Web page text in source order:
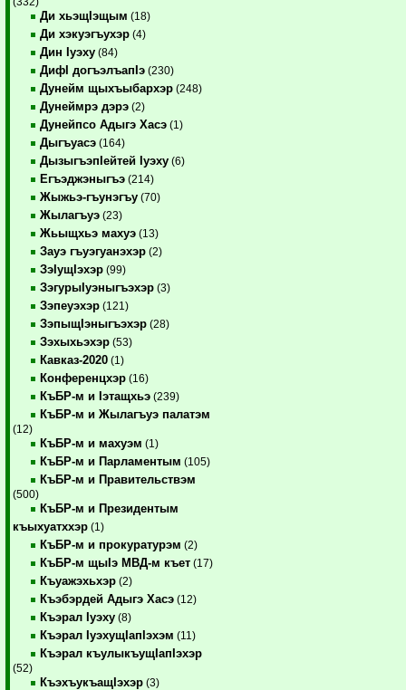
Ди хьэщIэщым (18)
Ди хэкуэгъухэр (4)
Дин Iуэху (84)
ДифI догъэлъапIэ (230)
Дунейм щыхъыбархэр (248)
Дунеймрэ дэрэ (2)
Дунейпсо Адыгэ Хасэ (1)
Дыгъуасэ (164)
ДызыгъэпIейтей Iуэху (6)
Егъэджэныгъэ (214)
Жыжьэ-гъунэгъу (70)
Жылагъуэ (23)
Жьыщхьэ махуэ (13)
Зауэ гъуэгуанэхэр (2)
ЗэIущIэхэр (99)
ЗэгурыIуэныгъэхэр (3)
Зэпеуэхэр (121)
ЗэпыщIэныгъэхэр (28)
Зэхыхьэхэр (53)
Кавказ-2020 (1)
Конференцхэр (16)
КъБР-м и Iэтащхьэ (239)
КъБР-м и Жылагъуэ палатэм
(12)
КъБР-м и махуэм (1)
КъБР-м и Парламентым (105)
КъБР-м и Правительствэм
(500)
КъБР-м и Президентым
къыхуатххэр (1)
КъБР-м и прокуратурэм (2)
КъБР-м щыIэ МВД-м къет (17)
Къуажэхьхэр (2)
Къэбэрдей Адыгэ Хасэ (12)
Къэрал Iуэху (8)
Къэрал IуэхущIапIэхэм (11)
Къэрал къулыкъущIапIэхэр
(52)
КъэхъукъащIэхэр (3)